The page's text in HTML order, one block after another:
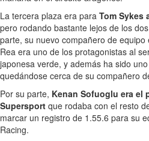
La tercera plaza era para Tom Sykes
pero rodando bastante lejos de los
parte, su nuevo compañero de equipo
Rea era uno de los protagonistas al
japonesa verde, y además ha sido
quedándose cerca de su compañero
Por su parte, Kenan Sofuoglu era el
Supersport que rodaba con el resto
marcar un registro de 1.55.6 para su
Racing.